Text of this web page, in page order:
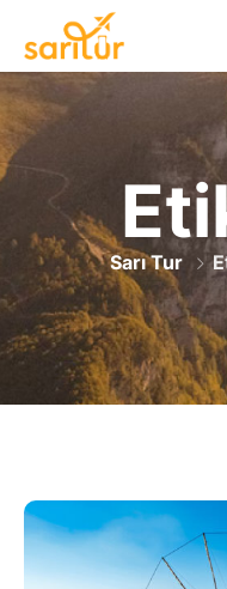
Sarı Tur